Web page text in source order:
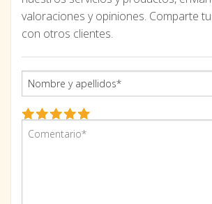
valoraciones y opiniones. Comparte
con otros clientes.